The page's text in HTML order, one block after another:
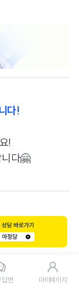
다!
!
다🤗
변 마이페이지